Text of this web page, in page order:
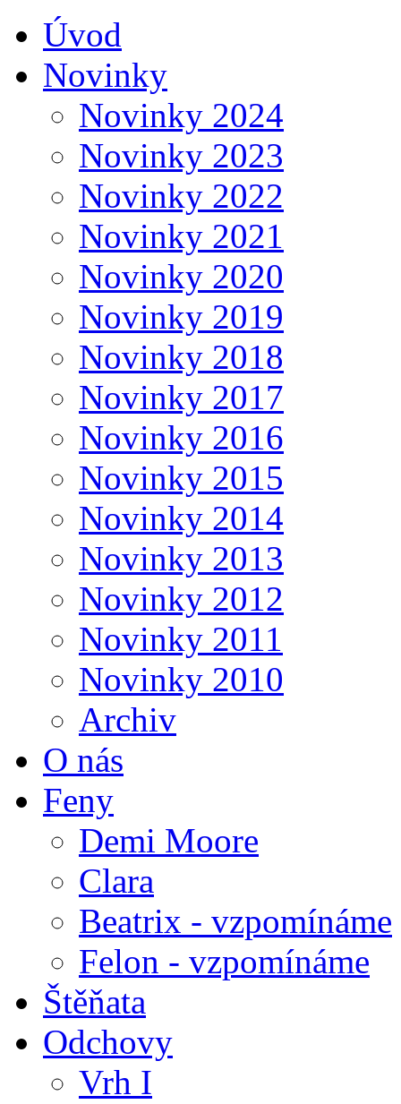
Úvod
Novinky
Novinky 2024
Novinky 2023
Novinky 2022
Novinky 2021
Novinky 2020
Novinky 2019
Novinky 2018
Novinky 2017
Novinky 2016
Novinky 2015
Novinky 2014
Novinky 2013
Novinky 2012
Novinky 2011
Novinky 2010
Archiv
O nás
Feny
Demi Moore
Clara
Beatrix - vzpomínáme
Felon - vzpomínáme
Štěňata
Odchovy
Vrh I